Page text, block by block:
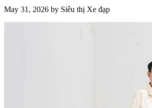
May 31, 2026 by Siêu thị Xe đạp